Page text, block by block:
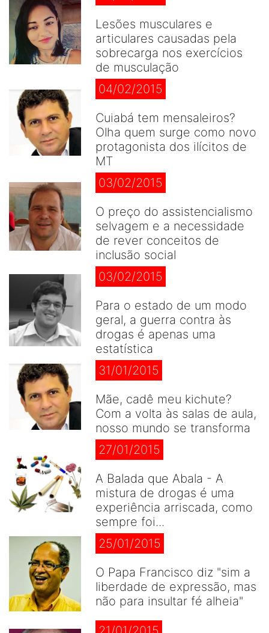
Lesões musculares e
articulares causadas pela
sobrecarga nos exercícios
de musculação
04/02/2015
Cuiabá tem mensaleiros?
Olha quem surge como novo
protagonista dos ilícitos de
MT
03/02/2015
O preço do assistencialismo
selvagem e a necessidade
de rever conceitos de
inclusão social
03/02/2015
Para o estado de um modo
geral, a guerra contra às
drogas é apenas uma
estatística
31/01/2015
Mãe, cadê meu kichute?
Com a volta às salas de aula,
nosso mundo se transforma
27/01/2015
A Balada que Abala - A
mistura de drogas é uma
experiência arriscada, como
sempre foi...
25/01/2015
O Papa Francisco diz "sim a
liberdade de expressão, mas
não para insultar fé alheia"